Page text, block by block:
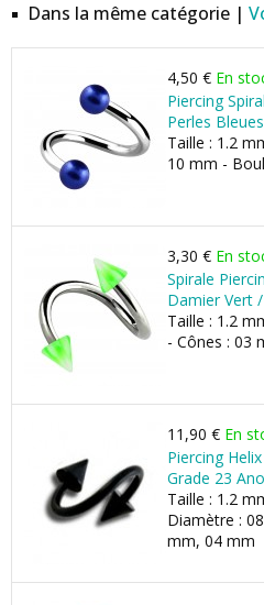
Dans la même catégorie |
4,50 € En
Piercing
Perles
Taille : 1.2
10 mm -
3,30 € En
Spirale
Damier Vert
Taille : 1.2
- Cônes : 03
11,90 € En
Piercing
Grade 23
Taille : 1.2
Diamètre :
mm, 04 mm